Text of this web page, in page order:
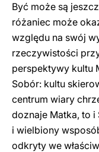
Być może są
różaniec może
względu na swój
rzeczywistości
perspektywy kultu
Sobór: kultu
centrum wiary
doznaje Matka, to i
i wielbiony
odkryty we